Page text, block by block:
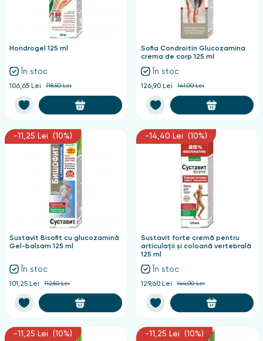
Hondrogel 125 ml
În stoc
106,65 Lei 118,50 Lei
Sofia Condroitin Glucozamina
crema de corp 125 ml
În stoc
126,90 Lei 141,00 Lei
-11,25 Lei (10%)
Sustavit Bisofit cu glucozamină
Gel-balsam 125 ml
În stoc
101,25 Lei 112,50 Lei
-14,40 Lei (10%)
Sustavit forte cremă pentru
articulații și coloană vertebrală
125 ml
În stoc
129,60 Lei 144,00 Lei
-11,25 Lei (10%) -11,25 Lei (10%)